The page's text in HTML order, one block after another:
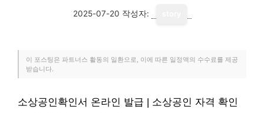
2025-07-20 작성자:
이 포스팅은 파트너스 활동의 일환으로, 이에 따른 일정액의 수수료를 제공
받습니다.
소상공인확인서 온라인 발급 | 소상공인 자격 확인